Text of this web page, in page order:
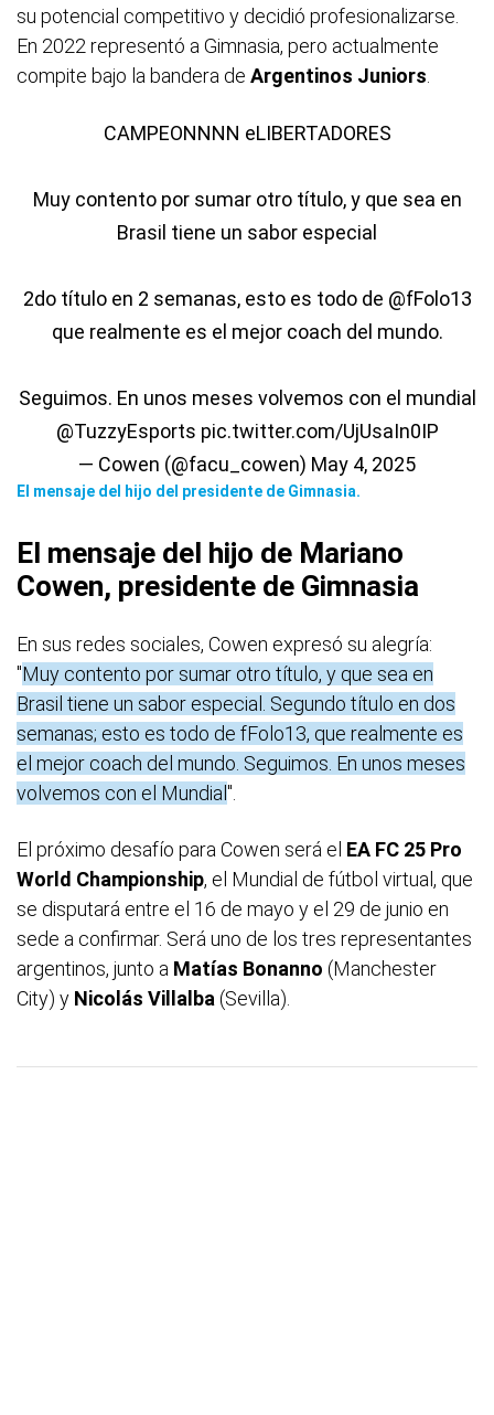
su potencial competitivo y decidió profesionalizarse.
En 2022 representó a Gimnasia, pero actualmente
compite bajo la bandera de Argentinos Juniors
CAMPEONNNN eLIBERTADORES
Muy contento por sumar otro título, y que sea en
Brasil tiene un sabor especial
2do título en 2 semanas, esto es todo de @fFolo13
que realmente es el mejor coach del mundo.
Seguimos. En unos meses volvemos con el mundial
@TuzzyEsports pic.twitter.com/UjUsaIn0IP
— Cowen (@facu_cowen) May 4, 2025
El mensaje del hijo del presidente de Gimnasia.
El mensaje del hijo de Mariano
Cowen, presidente de Gimnasia
En sus redes sociales, Cowen expresó su alegría:
"Muy contento por sumar otro título, y que sea en
Brasil tiene un sabor especial. Segundo título en dos
semanas; esto es todo de fFolo13, que realmente es
el mejor coach del mundo. Seguimos. En unos meses
volvemos con el Mundial ".
El próximo desafío para Cowen será el EA FC 25 Pro
World Championship, el Mundial de fútbol virtual, que
se disputará entre el 16 de mayo y el 29 de junio en
sede a confirmar. Será uno de los tres representantes
argentinos, junto a Matías Bonanno (Manchester
City) y Nicolás Villalba (Sevilla).